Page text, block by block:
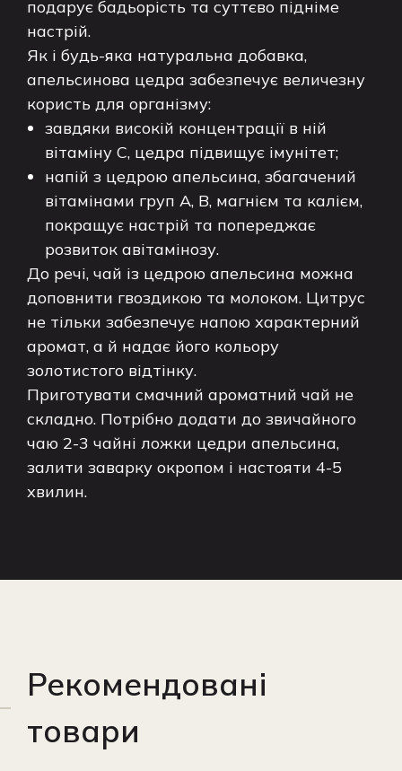
подарує бадьорість та суттєво підніме
настрій.
Як і будь-яка натуральна добавка,
апельсинова цедра забезпечує величезну
користь для організму:
завдяки високій концентрації в ній
вітаміну С, цедра підвищує імунітет;
напій з цедрою апельсина, збагачений
вітамінами груп А, В, магнієм та калієм,
покращує настрій та попереджає
розвиток авітамінозу.
До речі, чай із цедрою апельсина можна
доповнити гвоздикою та молоком. Цитрус
не тільки забезпечує напою характерний
аромат, а й надає його кольору
золотистого відтінку.
Приготувати смачний ароматний чай не
складно. Потрібно додати до звичайного
чаю 2-3 чайні ложки цедри апельсина,
залити заварку окропом і настояти 4-5
хвилин.
Рекомендовані
товари